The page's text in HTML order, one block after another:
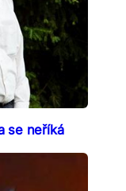
se neříká